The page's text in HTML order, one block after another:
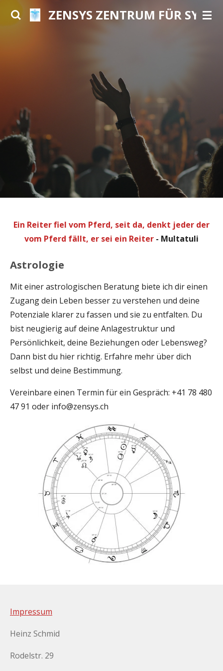
Zum
Hauptinhalt
ZENSYS ZENTRUM FÜR
Ein Reiter fiel vom Pferd, seit da, denkt jeder der
vom Pferd fällt, er sei ein Reiter - Multatuli
Astrologie
Mit einer astrologischen Beratung biete ich dir einen
Zugang dein Leben besser zu verstehen und deine
Potenziale klarer zu fassen und sie zu entfalten. Du
bist neugierig auf deine Anlagestruktur und
Persönlichkeit, deine Beziehungen oder Lebensweg?
Dann bist du hier richtig. Erfahre mehr über dich
selbst und deine Bestimmung.
Vereinbare einen Termin für ein Gespräch: +41 78 480
47 91 oder info@zensys.ch
Impressum
Heinz Schmid
Rodelstr. 29